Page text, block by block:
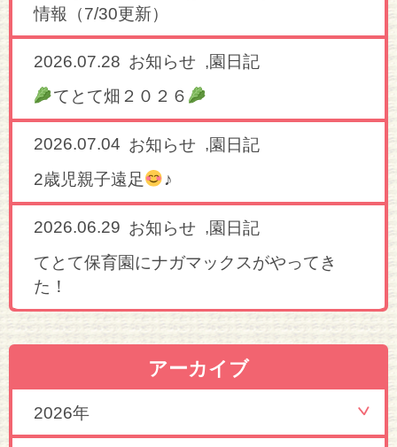
情報（7/30更新）
2026.07.28 お知らせ ,園日記
てとて畑２０２６
2026.07.04 お知らせ ,園日記
2歳児親子遠足
♪
2026.06.29 お知らせ ,園日記
てとて保育園にナガマックスがやってき
た！
アーカイブ
2026年